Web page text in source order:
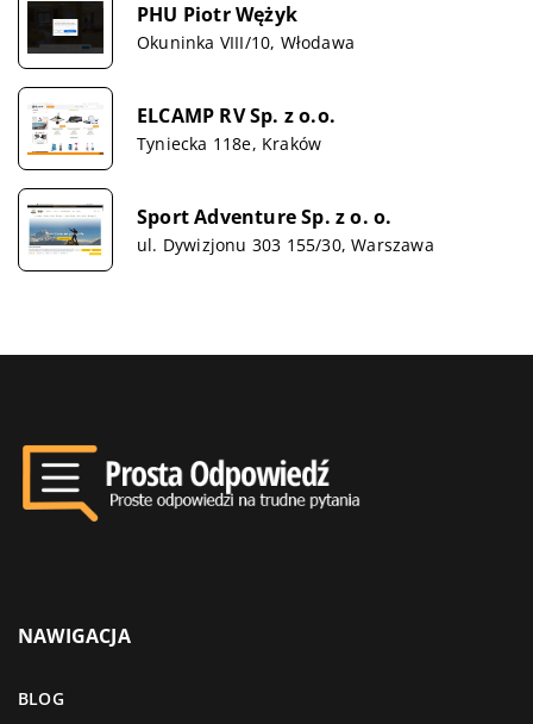
PHU Piotr Wężyk
Okuninka VIII/10, Włodawa
ELCAMP RV Sp. z o.o.
Tyniecka 118e, Kraków
Sport Adventure Sp. z o. o.
ul. Dywizjonu 303 155/30, Warszawa
NAWIGACJA
BLOG